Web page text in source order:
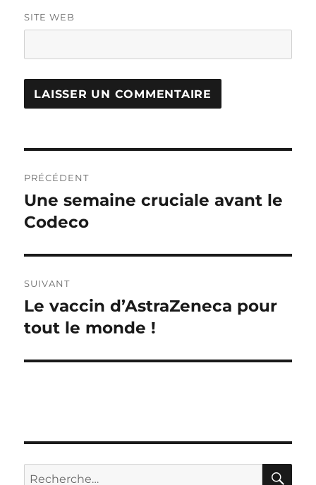
SITE WEB
de
l’article
PRÉCÉDENT
Publication
précédente :
Une semaine cruciale avant le
Codeco
SUIVANT
Publication
suivante :
Le vaccin d’AstraZeneca pour
tout le monde !
Recherche